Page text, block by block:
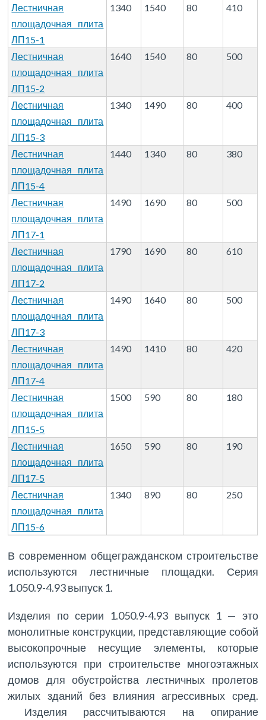
Лестничная
площадочная плита
ЛП15-1
1340 1540 80 410
Лестничная
площадочная плита
ЛП15-2
1640 1540 80 500
Лестничная
площадочная плита
ЛП15-3
1340 1490 80 400
Лестничная
площадочная плита
ЛП15-4
1440 1340 80 380
Лестничная
площадочная плита
ЛП17-1
1490 1690 80 500
Лестничная
площадочная плита
ЛП17-2
1790 1690 80 610
Лестничная
площадочная плита
ЛП17-3
1490 1640 80 500
Лестничная
площадочная плита
ЛП17-4
1490 1410 80 420
Лестничная
площадочная плита
ЛП15-5
1500 590 80 180
Лестничная
площадочная плита
ЛП17-5
1650 590 80 190
Лестничная
площадочная плита
ЛП15-6
1340 890 80 250
В современном общегражданском строительстве
используются лестничные площадки. Серия
1.050.9-4.93 выпуск 1.
Изделия по серии 1.050.9-4.93 выпуск 1 — это
монолитные конструкции, представляющие собой
высокопрочные несущие элементы, которые
используются при строительстве многоэтажных
домов для обустройства лестничных пролетов
жилых зданий без влияния агрессивных сред.
Изделия рассчитываются на опирание